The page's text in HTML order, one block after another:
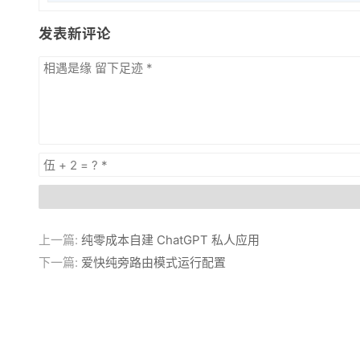
发表新评论
上一篇: 纯零成本自建 ChatGPT 私人应用
下一篇: 爱快纯旁路由模式运行配置